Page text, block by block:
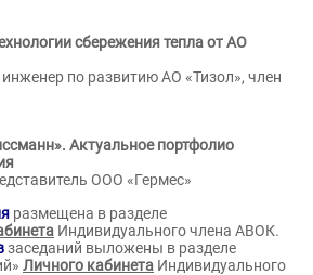
сбережения тепла от АО
по развитию АО «Тизол», член
Актуальное портфолио
ООО «Гермес»
размещена в разделе
Индивидуального члена АВОК.
заседаний выложены в разделе
Личного кабинета Индивидуального